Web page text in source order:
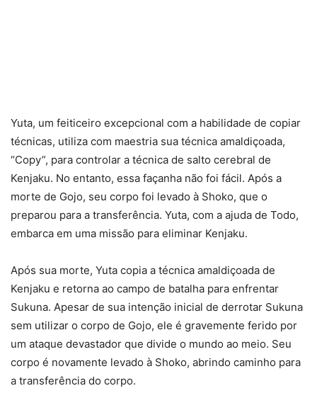
Yuta, um feiticeiro excepcional com a habilidade de copiar
técnicas, utiliza com maestria sua técnica amaldiçoada,
“Copy”, para controlar a técnica de salto cerebral de
Kenjaku. No entanto, essa façanha não foi fácil. Após a
morte de Gojo, seu corpo foi levado à Shoko, que o
preparou para a transferência. Yuta, com a ajuda de Todo,
embarca em uma missão para eliminar Kenjaku.
Após sua morte, Yuta copia a técnica amaldiçoada de
Kenjaku e retorna ao campo de batalha para enfrentar
Sukuna. Apesar de sua intenção inicial de derrotar Sukuna
sem utilizar o corpo de Gojo, ele é gravemente ferido por
um ataque devastador que divide o mundo ao meio. Seu
corpo é novamente levado à Shoko, abrindo caminho para
a transferência do corpo.